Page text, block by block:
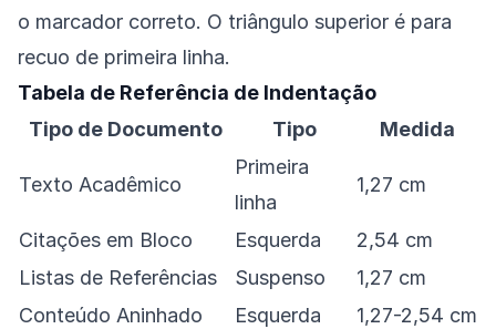
o marcador correto. O triângulo superior é para
recuo de primeira linha.
Tabela de Referência de Indentação
Tipo de Documento
Tipo Medida
Texto Acadêmico
Primeira
linha
1,27 cm
Citações em Bloco Esquerda
2,54 cm
Listas de Referências
Suspenso
1,27 cm
Conteúdo Aninhado
Esquerda
1,27-2,54 cm